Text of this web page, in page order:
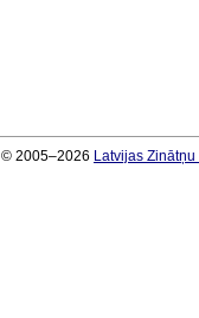
© 2005–2026 Latvijas